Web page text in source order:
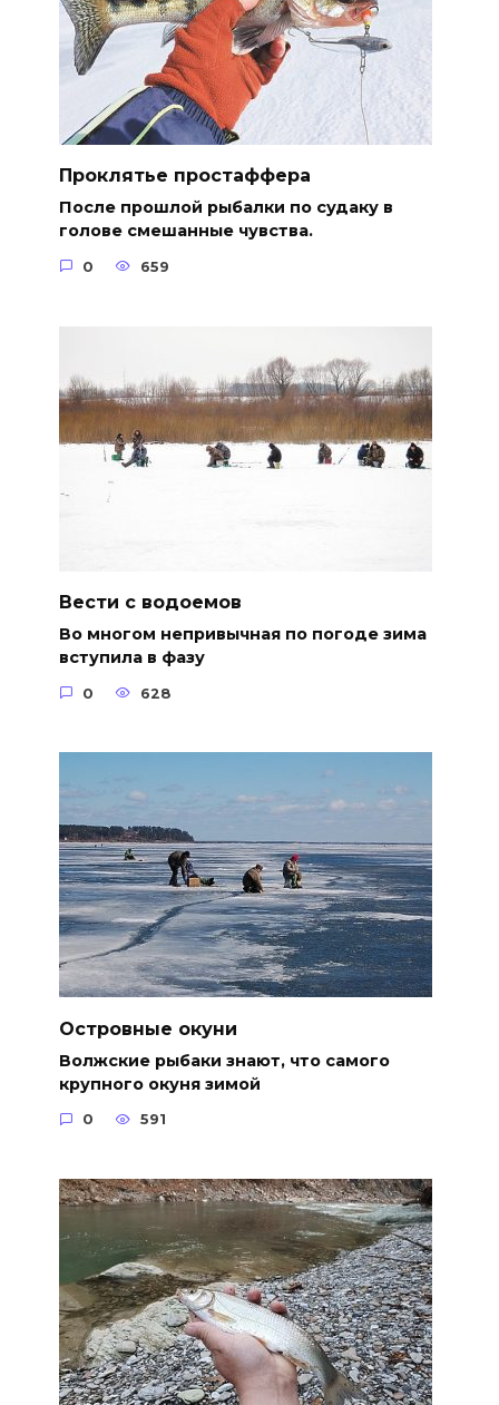
Проклятье простаффера
После прошлой рыбалки по судаку в
голове смешанные чувства.
0 659
Вести с водоемов
Во многом непривычная по погоде зима
вступила в фазу
0 628
Островные окуни
Волжские рыбаки знают, что самого
крупного окуня зимой
0 591